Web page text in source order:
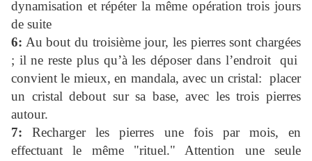
dynamisation et répéter la même opération trois jours
de suite
6: Au bout du troisième jour, les pierres sont chargées
; il ne reste plus qu’à les déposer dans l’endroit qui
convient le mieux, en mandala, avec un cristal: placer
un cristal debout sur sa base, avec les trois pierres
autour.
7: Recharger les pierres une fois par mois, en
effectuant le même "rituel." Attention une seule